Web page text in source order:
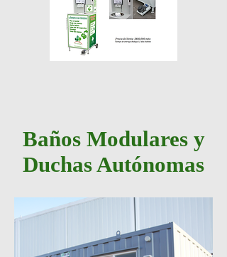
Baños Modulares y
Duchas Autónomas